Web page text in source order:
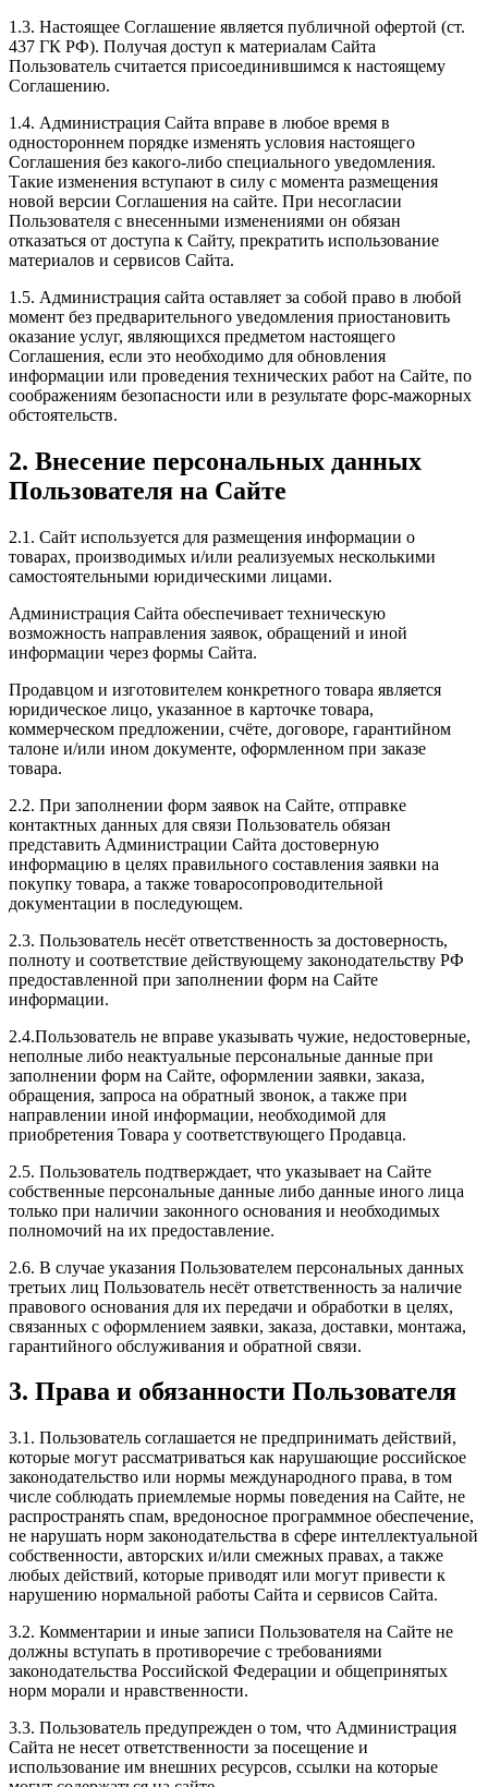
1.3. Настоящее Соглашение является публичной офертой (ст.
437 ГК РФ). Получая доступ к материалам Сайта
Пользователь считается присоединившимся к настоящему
Соглашению.
1.4. Администрация Сайта вправе в любое время в
одностороннем порядке изменять условия настоящего
Соглашения без какого-либо специального уведомления.
Такие изменения вступают в силу с момента размещения
новой версии Соглашения на сайте. При несогласии
Пользователя с внесенными изменениями он обязан
отказаться от доступа к Сайту, прекратить использование
материалов и сервисов Сайта.
1.5. Администрация сайта оставляет за собой право в любой
момент без предварительного уведомления приостановить
оказание услуг, являющихся предметом настоящего
Соглашения, если это необходимо для обновления
информации или проведения технических работ на Сайте, по
соображениям безопасности или в результате форс-мажорных
обстоятельств.
2. Внесение персональных данных
Пользователя на Сайте
2.1. Сайт используется для размещения информации о
товарах, производимых и/или реализуемых несколькими
самостоятельными юридическими лицами.
Администрация Сайта обеспечивает техническую
возможность направления заявок, обращений и иной
информации через формы Сайта.
Продавцом и изготовителем конкретного товара является
юридическое лицо, указанное в карточке товара,
коммерческом предложении, счёте, договоре, гарантийном
талоне и/или ином документе, оформленном при заказе
товара.
2.2. При заполнении форм заявок на Сайте, отправке
контактных данных для связи Пользователь обязан
представить Администрации Сайта достоверную
информацию в целях правильного составления заявки на
покупку товара, а также товаросопроводительной
документации в последующем.
2.3. Пользователь несёт ответственность за достоверность,
полноту и соответствие действующему законодательству РФ
предоставленной при заполнении форм на Сайте
информации.
2.4.Пользователь не вправе указывать чужие, недостоверные,
неполные либо неактуальные персональные данные при
заполнении форм на Сайте, оформлении заявки, заказа,
обращения, запроса на обратный звонок, а также при
направлении иной информации, необходимой для
приобретения Товара у соответствующего Продавца.
2.5. Пользователь подтверждает, что указывает на Сайте
собственные персональные данные либо данные иного лица
только при наличии законного основания и необходимых
полномочий на их предоставление.
2.6. В случае указания Пользователем персональных данных
третьих лиц Пользователь несёт ответственность за наличие
правового основания для их передачи и обработки в целях,
связанных с оформлением заявки, заказа, доставки, монтажа,
гарантийного обслуживания и обратной связи.
3. Права и обязанности Пользователя
3.1. Пользователь соглашается не предпринимать действий,
которые могут рассматриваться как нарушающие российское
законодательство или нормы международного права, в том
числе соблюдать приемлемые нормы поведения на Сайте, не
распространять спам, вредоносное программное обеспечение,
не нарушать норм законодательства в сфере интеллектуальной
собственности, авторских и/или смежных правах, а также
любых действий, которые приводят или могут привести к
нарушению нормальной работы Сайта и сервисов Сайта.
3.2. Комментарии и иные записи Пользователя на Сайте не
должны вступать в противоречие с требованиями
законодательства Российской Федерации и общепринятых
норм морали и нравственности.
3.3. Пользователь предупрежден о том, что Администрация
Сайта не несет ответственности за посещение и
использование им внешних ресурсов, ссылки на которые